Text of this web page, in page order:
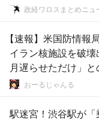
のため？」
政経ワロスまとめニュ
【速報】米国防情
イラン核施設を破
月遅らせただけ」と
おーるじゃんる
駅迷宮！渋谷駅が